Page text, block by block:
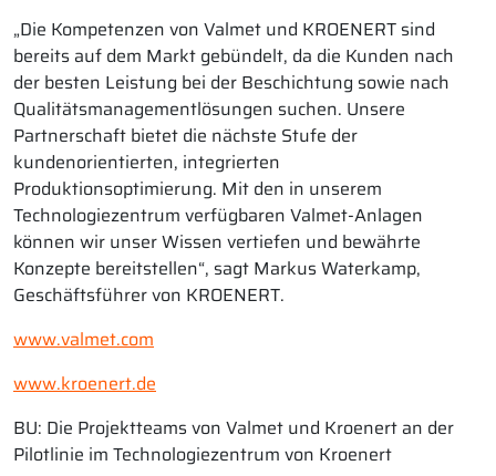
„Die Kompetenzen von Valmet und KROENERT sind
bereits auf dem Markt gebündelt, da die Kunden nach
der besten Leistung bei der Beschichtung sowie nach
Qualitätsmanagementlösungen suchen. Unsere
Partnerschaft bietet die nächste Stufe der
kundenorientierten, integrierten
Produktionsoptimierung. Mit den in unserem
Technologiezentrum verfügbaren Valmet-Anlagen
können wir unser Wissen vertiefen und bewährte
Konzepte bereitstellen“, sagt Markus Waterkamp,
Geschäftsführer von KROENERT.
www.valmet.com
www.kroenert.de
BU: Die Projektteams von Valmet und Kroenert an der
Pilotlinie im Technologiezentrum von Kroenert